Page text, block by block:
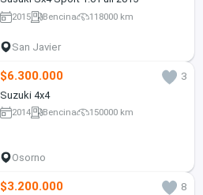
2015 Bencina 118000 km
San Javier
$6.300.000
3
Suzuki 4x4
2014 Bencina 150000 km
Osorno
$3.200.000
8